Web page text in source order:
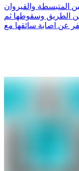
المتبسطة والقيروان
الطريق وسقوطها ثم